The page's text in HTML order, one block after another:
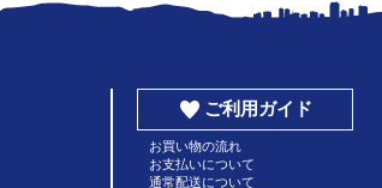
ご利用ガイド
お買い物の流れ
お支払いについて
通常配送について